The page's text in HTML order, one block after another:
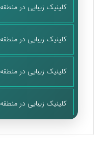
کلینیک زیبایی در منطقه 19
کلینیک زیبایی در منطقه 20
کلینیک زیبایی در منطقه 21
کلینیک زیبایی در منطقه 22